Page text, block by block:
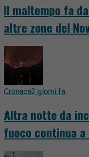
Il maltempo fa
altre zone del
Cronaca2 giorni fa
Altra notte da
fuoco continua